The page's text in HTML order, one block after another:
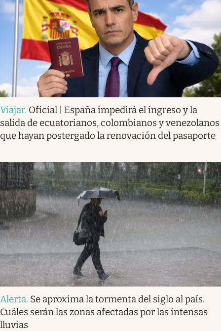
Viajar. Oficial | España impedirá el ingreso y la
salida de ecuatorianos, colombianos y venezolanos
que hayan postergado la renovación del pasaporte
Alerta. Se aproxima la tormenta del siglo al país.
Cuáles serán las zonas afectadas por las intensas
lluvias